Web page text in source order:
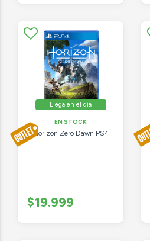
Llega en el día
EN STOCK
Horizon Zero Dawn PS4
$19.999